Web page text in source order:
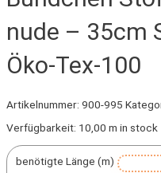
nude – 35cm
Öko-Tex-100
Artikelnummer: 900-995
Verfügbarkeit: 10,00 m in stock
benötigte Länge (m)